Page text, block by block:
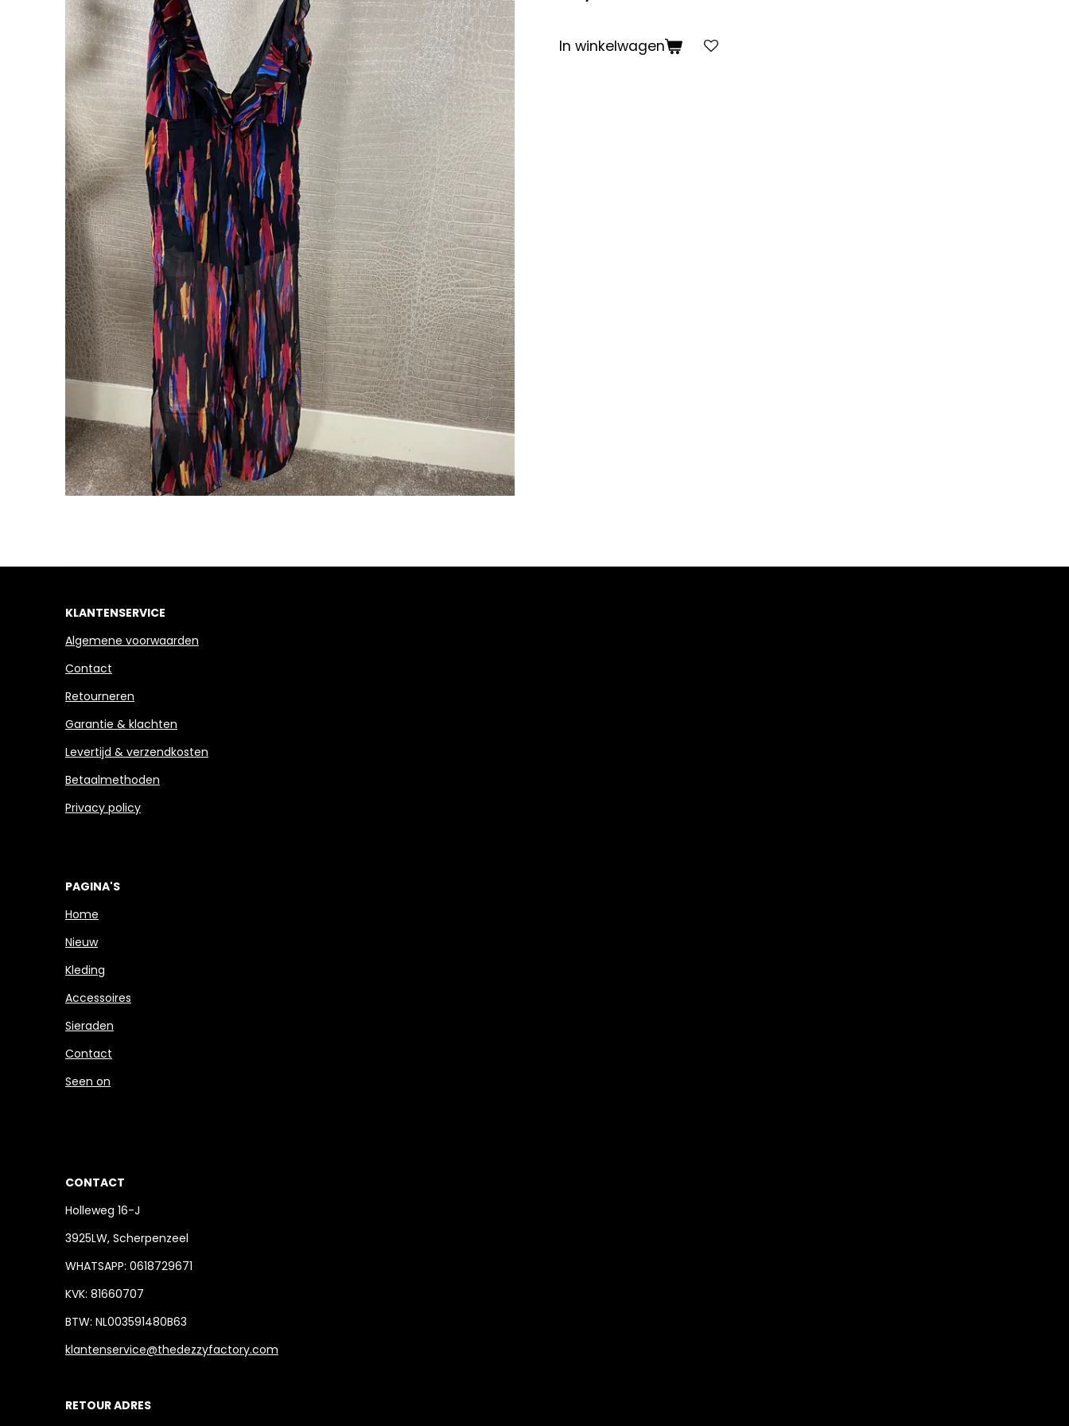
In winkelwagen
KLANTENSERVICE
Algemene voorwaarden
Contact
Retourneren
Garantie & klachten
Levertijd & verzendkosten
Betaalmethoden
Privacy policy
PAGINA'S
Home
Nieuw
Kleding
Accessoires
Sieraden
Contact
Seen on
CONTACT
Holleweg 16-J
3925LW, Scherpenzeel
WHATSAPP: 0618729671
KVK: 81660707
BTW: NL003591480B63
klantenservice@thedezzyfactory.com
RETOUR ADRES